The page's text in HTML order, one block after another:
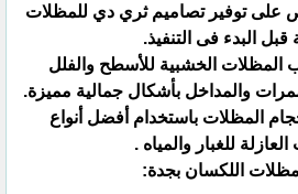
على توفير تصاميم ثري دي ‏للمظلات
قبل البدء فى التنفيذ.‏
الخشبية للأسطح والفلل
والمداخل بأشكال جمالية مميزة.‏
المظلات باستخدام أفضل أنواع
العازلة للغبار والمياه .‏
اللكسان بجدة:‏